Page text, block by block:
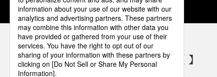
パナソニックの電気設備 SNSアカウント